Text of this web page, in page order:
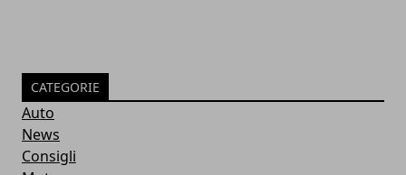
CATEGORIE
Auto
News
Consigli